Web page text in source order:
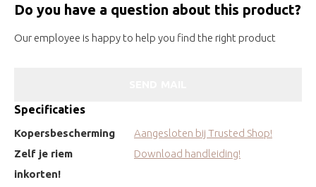
Do you have a question about this product?
Our employee is happy to help you find the right product
Specificaties
Kopersbescherming
Aangesloten bij Trusted Shop!
Zelf je riem
inkorten!
Download handleiding!